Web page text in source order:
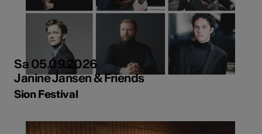
Sa 05.09.2026
Janine Jansen & Friends
Sion Festival